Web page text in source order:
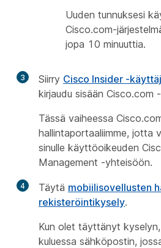
Uuden tunnuksesi
Cisco.com-
jopa 10 minuuttia.
3 Siirry Cisco Insider -
kirjaudu sisään Cisco.com
Tässä vaiheessa
hallintaportaaliimme, jotta
sinulle käyttöoikeuden
Management -yhteisöön.
4 Täytä mobiilisovellusten
rekisteröintikysely.
Kun olet täyttänyt
kuluessa sähköpostin,